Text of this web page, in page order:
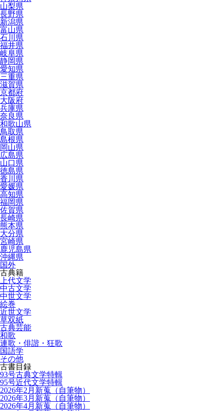
山梨県
長野県
新潟県
富山県
石川県
福井県
岐阜県
静岡県
愛知県
三重県
滋賀県
京都府
大阪府
兵庫県
奈良県
和歌山県
鳥取県
島根県
岡山県
広島県
山口県
徳島県
香川県
愛媛県
高知県
福岡県
佐賀県
長崎県
熊本県
大分県
宮崎県
鹿児島県
沖縄県
国外
古典籍
上代文学
中古文学
中世文学
絵巻
近世文学
草双紙
古典芸能
和歌
連歌・俳諧・狂歌
国語学
その他
古書目録
93号古典文学特輯
95号近代文学特輯
2026年2月新蒐（自筆物）
2026年3月新蒐（自筆物）
2026年4月新蒐（自筆物）